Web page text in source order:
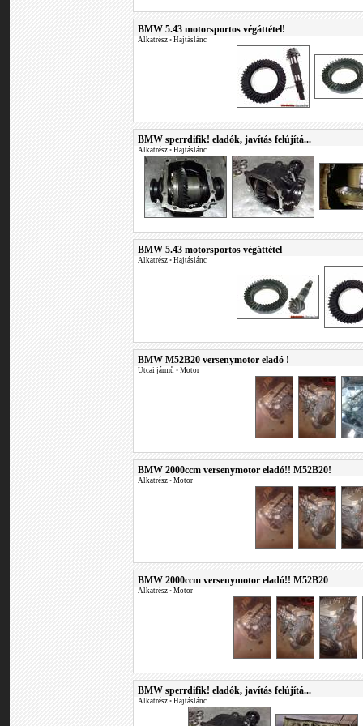
BMW 5.43 motorsportos végáttétel!
Alkatrész • Hajtáslánc
BMW sperrdifik! eladók, javítás felújítá...
Alkatrész • Hajtáslánc
BMW 5.43 motorsportos végáttétel
Alkatrész • Hajtáslánc
BMW M52B20 versenymotor eladó !
Utcai jármű • Motor
BMW 2000ccm versenymotor eladó!! M52B20!
Alkatrész • Motor
BMW 2000ccm versenymotor eladó!! M52B20
Alkatrész • Motor
BMW sperrdifik! eladók, javítás felújítá...
Alkatrész • Hajtáslánc